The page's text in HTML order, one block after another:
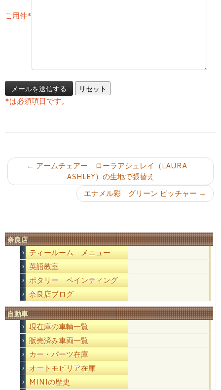
ご用件*
*は必須項目です。
← アームチェアー ローラアシュレイ（LAURA
ASHLEY）の生地で張替え
エナメル彩 グリーン ピッチャー →
奈良店
ティールーム メニュー
英語教室
ポタリー ペインティング
奈良店ブログ
自動車
現在庫の車輌一覧
販売済み車両一覧
カー・パーツ在庫
オートモビリア在庫
MINIの歴史